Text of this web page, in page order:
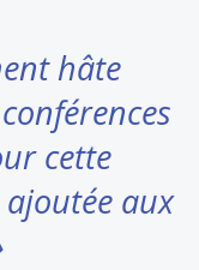
hâte
cette
aux